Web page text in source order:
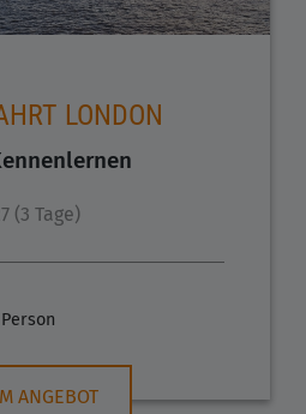
LONDON
ab Fr. 22.01.2027 (3 Tage)
ANGEBOT